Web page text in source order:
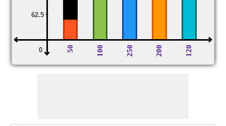
62.5
0 50 100 250 200 120